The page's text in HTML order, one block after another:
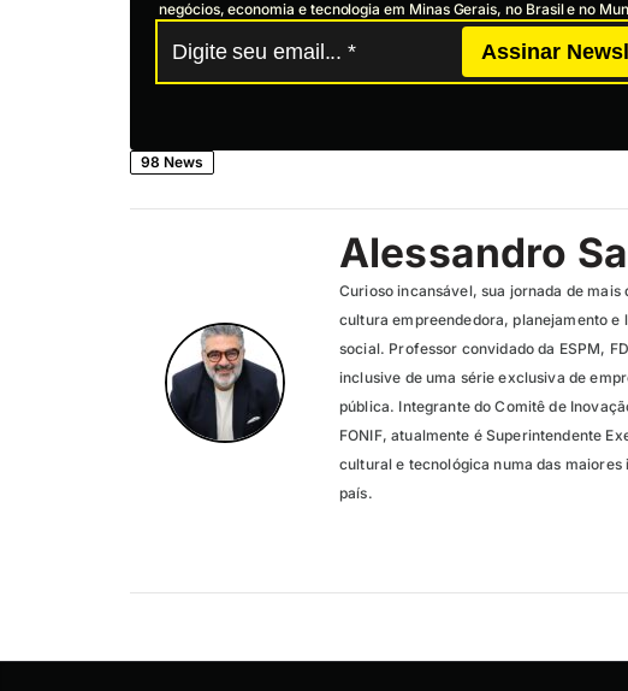
negócios, economia e tecnologia em Minas Gerais, no Brasil e no
Assinar
98 News
Alessandro
Curioso incansável, sua jornada de
cultura empreendedora, planejamento
social. Professor convidado da ESPM,
inclusive de uma série exclusiva de
pública. Integrante do Comitê de
FONIF, atualmente é Superintendente
cultural e tecnológica numa das
país.